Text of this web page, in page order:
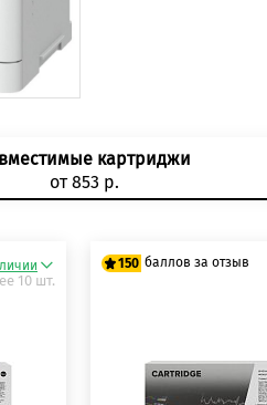
картриджи
от 853 р.
10 шт.
150 баллов за отзыв